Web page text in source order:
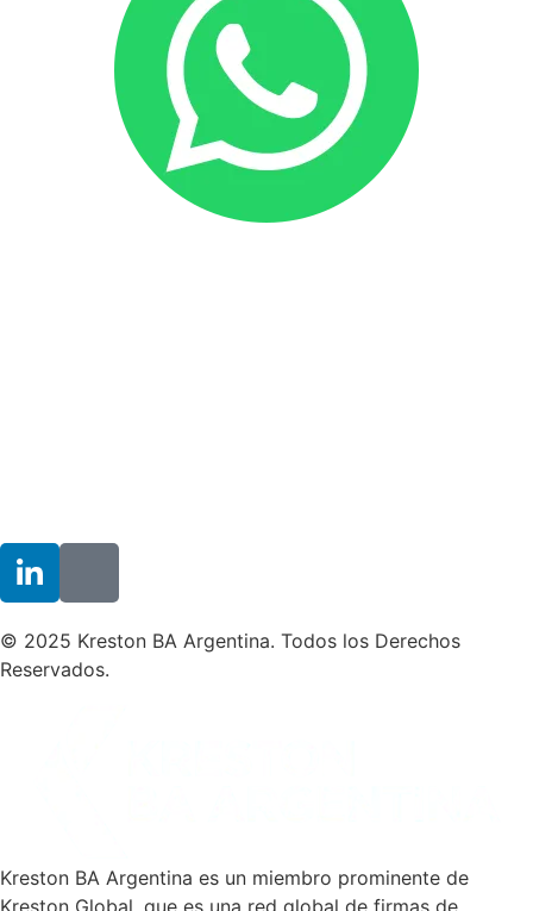
© 2025 Kreston BA Argentina. Todos los Derechos
Reservados.
Kreston BA Argentina es un miembro prominente de
Kreston Global, que es una red global de firmas de